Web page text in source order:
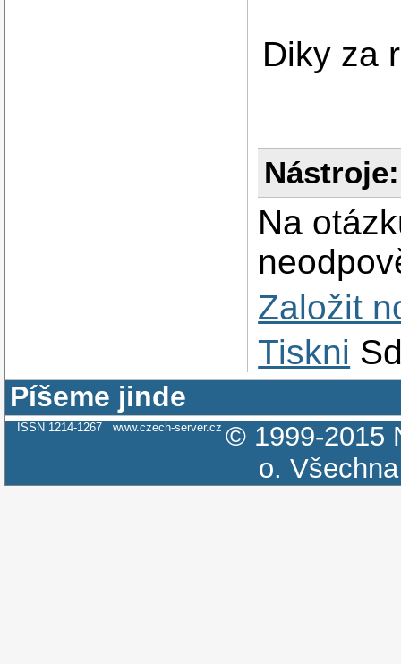
Diky za
Nástroje:
Na
Založit
Tiskni
Píšeme jinde
ISSN 1214-1267 www.czech-server.cz © 1999-2015
o.